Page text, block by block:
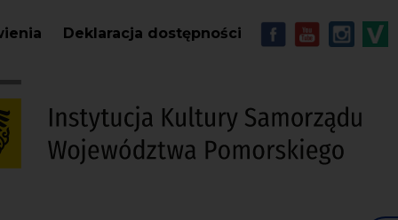
Deklaracja dostępności MENU -